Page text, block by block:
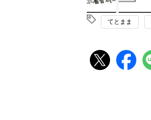
てとまま